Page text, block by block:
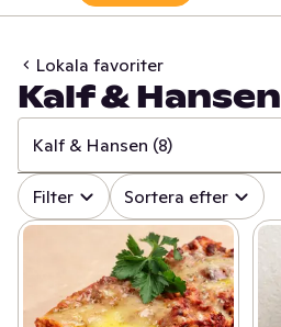
Lokala favoriter
Kalf & Hansen
Kalf & Hansen (8)
✓ Alla (242)
Österhagen Glass (7)
Sorunda (22)
Filter Sortera efter